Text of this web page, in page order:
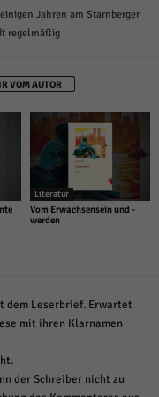
Jahren am Starnberger
regelmäßig
VOM AUTOR
Literatur
Vom Erwachsensein und -
werden
dem Leserbrief. Erwartet
mit ihren Klarnamen
der Schreiber nicht zu